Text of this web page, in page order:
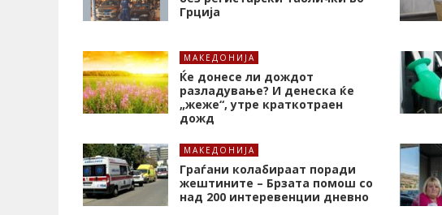
Грција
МАКЕДОНИЈА
Ќе донесе ли дождот
разладување? И денеска ќе
„жеже“, утре краткотраен
дожд
МАКЕДОНИЈА
Граѓани колабираат поради
жештините – Брзата помош со
над 200 интеревенции дневно